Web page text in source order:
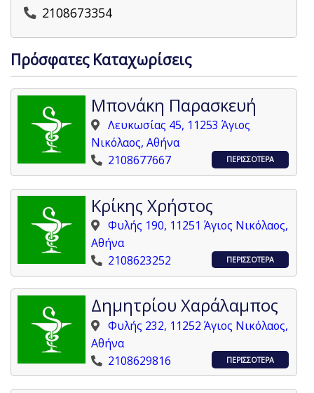
2108673354
Πρόσφατες Καταχωρίσεις
Μπονάκη Παρασκευή
Λευκωσίας 45, 11253 Άγιος
Νικόλαος, Αθήνα
2108677667
ΠΕΡΙΣΣΟΤΕΡΑ
Κρίκης Χρήστος
Φυλής 190, 11251 Άγιος Νικόλαος,
Αθήνα
2108623252
ΠΕΡΙΣΣΟΤΕΡΑ
Δημητρίου Χαράλαμπος
Φυλής 232, 11252 Άγιος Νικόλαος,
Αθήνα
2108629816
ΠΕΡΙΣΣΟΤΕΡΑ